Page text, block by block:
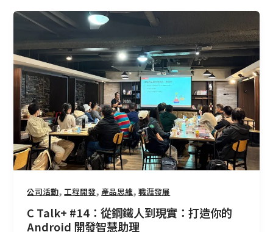
公司活動,工程開發, 產品思維,職涯發展
C Talk+ #14：從鋼鐵人到現實：打造你的
Android 開發智慧助理
C
Talk+
#14：
從
鋼
鐵
人
到
現
實：
打
你
的
Android